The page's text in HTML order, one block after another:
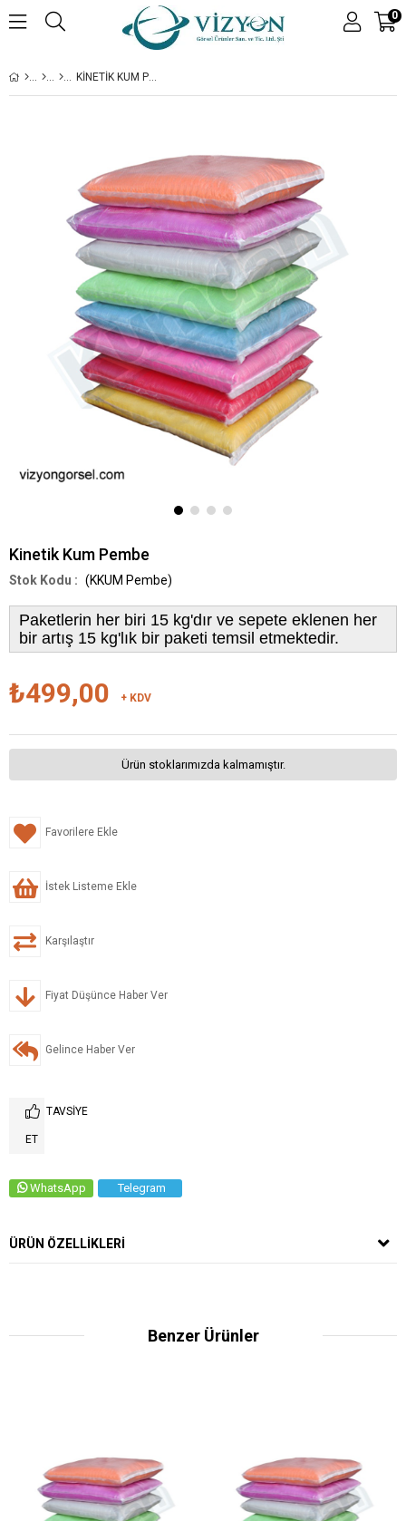
0
KINETIK KUM PEMBE
Kinetik Kum Pembe
(KKUM Pembe)
Paketlerin her biri 15 kg'dır ve sepete eklenen her
bir artış 15 kg'lık bir paketi temsil etmektedir.
₺499,00 + KDV
Ürün stoklarımızda kalmamıştır.
Favorilere Ekle
İstek Listeme Ekle
Karşılaştır
Fiyat Düşünce Haber Ver
Gelince Haber Ver
TAVSIYE
ET
WhatsApp Telegram
ÜRÜN ÖZELLIKLERI
Benzer Ürünler